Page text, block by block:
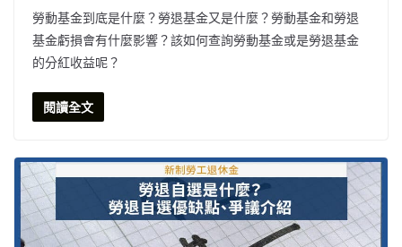
勞動基金到底是什麼？勞退基金又是什麼？勞動基金和勞退
基金虧損會有什麼影響？該如何查詢勞動基金或是勞退基金
的分紅收益呢？
閱讀全文